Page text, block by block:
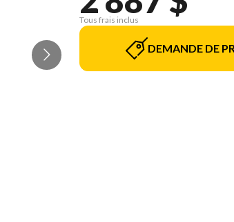
Tous frais inclus
DEMANDE DE